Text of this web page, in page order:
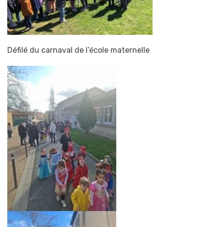
Défilé du carnaval de l’école maternelle